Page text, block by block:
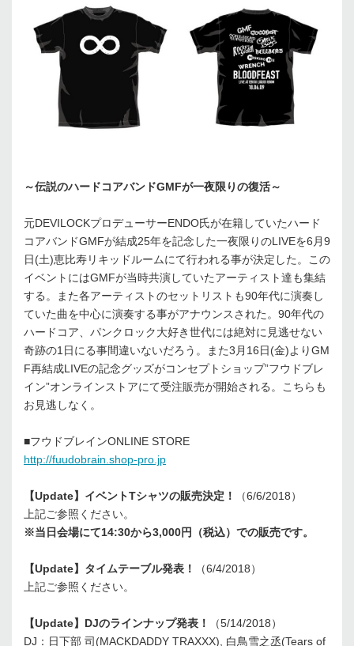
～伝説のハードコアバンドGMFが一夜限りの復活～
元DEVILOCKプロデューサーENDO氏が在籍していたハード
コアバンドGMFが結成25年を記念した一夜限りのLIVEを6月9
日(土)恵比寿リキッドルームにて行われる事が決定した。この
イベントにはGMFが当時共演していたアーティスト達も集結
する。また各アーティストのセットリストも90年代に演奏し
ていた曲を中心に演奏する事がアナウンスされた。90年代の
ハードコア、パンクロック大好き世代には絶対に見逃せない
奇跡の1日にる事間違いないだろう。また3月16日(金)よりGM
F再結成LIVEの記念グッズがコンセプトショップ”フウドブレ
イン”オンラインストアにて受注販売が開始される。こちらも
お見逃しなく。
■フウドブレインONLINE STORE
http://fuudobrain.shop-pro.jp
【Update】イベントTシャツの販売決定！
（6/6/2018）
上記ご参照ください。
※当日会場にて14:30から3,000円（税込）での販売です。
【Update】タイムテーブル発表！
（6/4/2018）
上記ご参照ください。
【Update】DJのラインナップ発表！
（5/14/2018）
DJ：日下部 司(MACKDADDY TRAXXX), 白鳥雪之丞(Tears of